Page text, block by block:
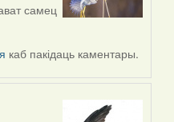
самец
каб пакідаць каментары.